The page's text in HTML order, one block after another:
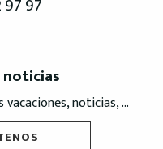
97
vacaciones, noticias, ...